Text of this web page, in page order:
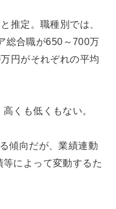
推定。職種別では、
総合職が650～700万
円がそれぞれの平均
くも低くもない。
傾向だが、業績連動
によって変動するた